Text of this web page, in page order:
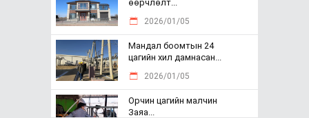
өөрчлөлт...
2026/01/05
Мандал боомтын 24
цагийн хил дамнасан...
2026/01/05
Орчин цагийн малчин
Заяа...